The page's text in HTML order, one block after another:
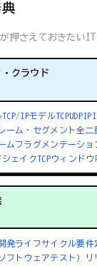
押さえておきたい
クラウド
TCP/IPモデルTCPUDPIP
ーム・セグメント全二
ム フラグメンテーショ
シェイクTCPウィンドウ
発ライフサイクル要件
フトウェアテスト） リ